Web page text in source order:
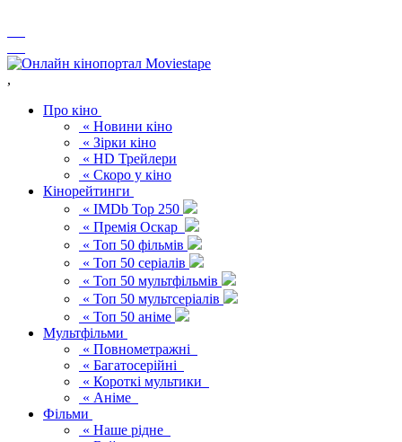
,
Про кіно
« Новини кіно
« Зірки кіно
« HD Трейлери
« Скоро у кіно
Кінорейтинги
« IMDb Top 250
« Премія Оскар
« Топ 50 фільмів
« Топ 50 серіалів
« Топ 50 мультфільмів
« Топ 50 мультсеріалів
« Топ 50 аніме
Мультфільми
« Повнометражні
« Багатосерійні
« Короткі мультики
« Аніме
Фільми
« Наше рідне